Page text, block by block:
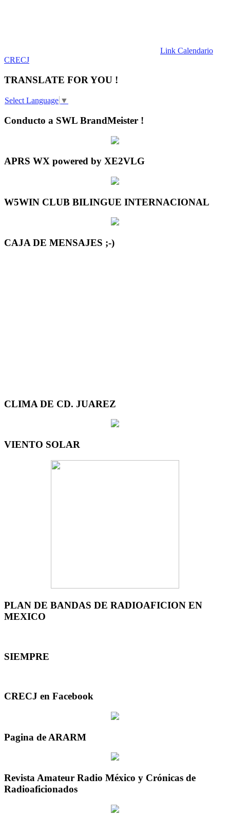
Link Calendario
CRECJ
TRANSLATE FOR YOU !
Select Language ▼
Conducto a SWL BrandMeister !
APRS WX powered by XE2VLG
W5WIN CLUB BILINGUE INTERNACIONAL
CAJA DE MENSAJES ;-)
CLIMA DE CD. JUAREZ
VIENTO SOLAR
PLAN DE BANDAS DE RADIOAFICION EN
MEXICO
SIEMPRE
CRECJ en Facebook
Pagina de ARARM
Revista Amateur Radio México y Crónicas de
Radioaficionados